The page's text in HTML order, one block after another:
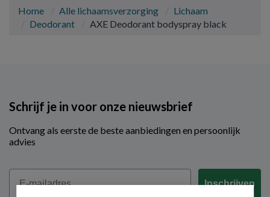
Home Alle lichaamsverzorging
Lichaam
Deodorant
AXE Deodorant bodyspray black
Schrijf je in voor onze nieuwsbrief
Ontvang als eerste de beste aanbiedingen en persoonlijk
advies
Email
Inschrijven